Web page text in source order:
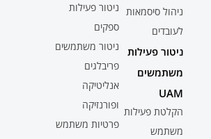
ניהול סיסמאות
לעובדים
ניטור פעילות
משתמשים
UAM
הקלטת פעילות
משתמש
ניטור פעילות
ספקים
ניטור משתמשים
פריבלגים
אנליטיקה
ופורנזיקה
פרטיות משתמש